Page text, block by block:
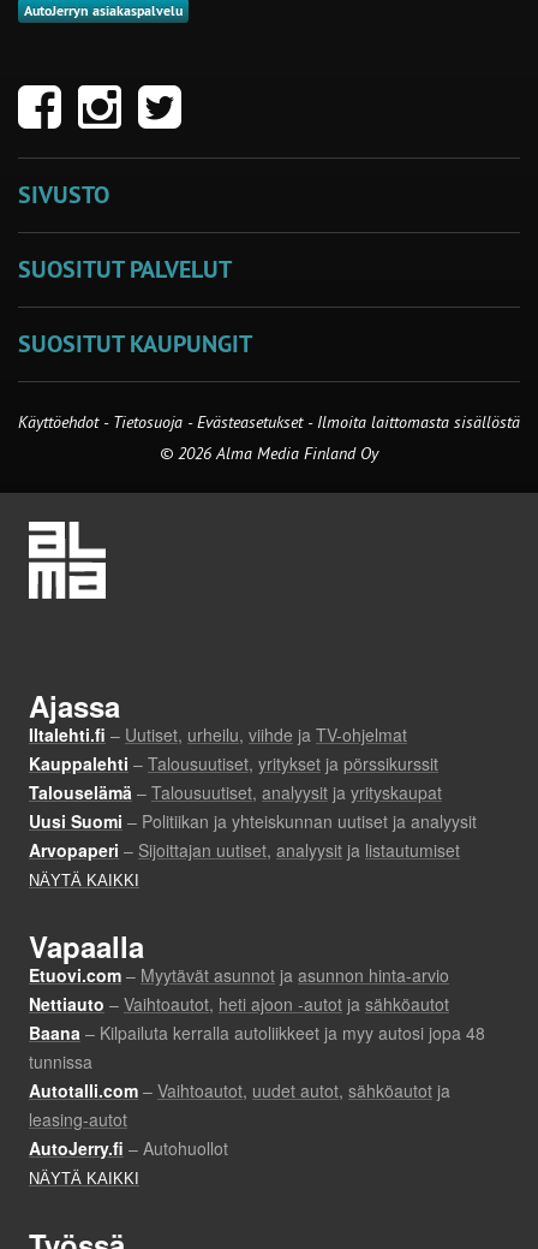
AutoJerryn asiakaspalvelu
SIVUSTO
SUOSITUT PALVELUT
SUOSITUT KAUPUNGIT
Käyttöehdot - Tietosuoja -Evästeasetukset- Ilmoita laittomasta sisällöstä
© 2026 Alma Media Finland Oy